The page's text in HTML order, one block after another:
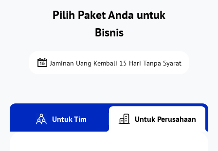
Pilih Paket Anda untuk
Bisnis
Jaminan Uang Kembali 15 Hari Tanpa Syarat
Untuk Tim Untuk Perusahaan